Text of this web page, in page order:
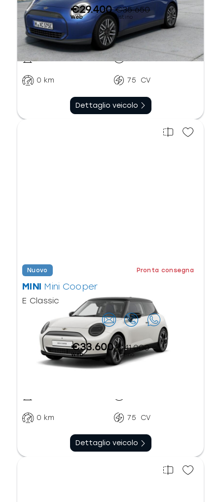
€29.400
Web
€35.650
Listino
Elettrico
0 km 75 CV
Dettaglio veicolo
Nuovo Pronta consegna
MINI Mini Cooper
E Classic
Contattaci
€33.600
Web
€41.000
Listino
0 km 75 CV
Dettaglio veicolo